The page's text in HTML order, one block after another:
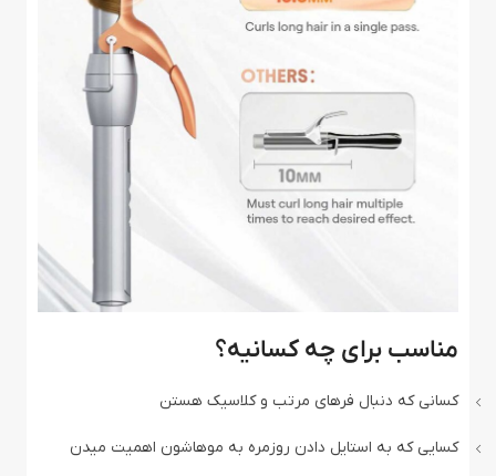
مناسب برای چه کسانیه؟
کسانی که دنبال فرهای مرتب و کلاسیک هستن
کسایی که به استایل‌ دادن روزمره به موهاشون اهمیت میدن